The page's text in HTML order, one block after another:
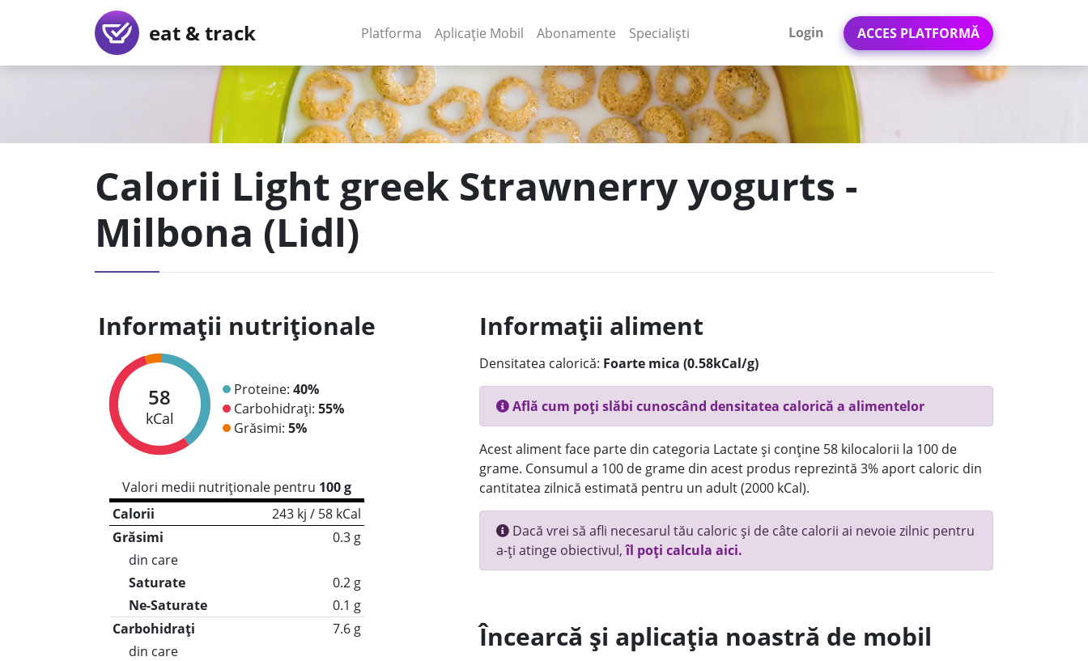
eat & track Platforma (current)
Aplicație Mobil (current)
Abonamente Specialiști Login ACCES PLATFORMĂ
Calorii Light greek Strawnerry yogurts -
Milbona (Lidl)
Informații nutriționale
58
kCal
Proteine: 40%
Carbohidrați: 55%
Grăsimi: 5%
Valori medii nutriționale pentru 100 g
Calorii
243 kj / 58 kCal
Grăsimi
0.3 g
din care
Saturate
0.2 g
Ne-Saturate
0.1 g
Carbohidrați
7.6 g
din care
Informații aliment
Densitatea calorică: Foarte mica (0.58kCal/g)
Află cum poți slăbi cunoscând densitatea calorică a alimentelor
Acest aliment face parte din categoria Lactate și conține 58 kilocalorii la 100 de
grame. Consumul a 100 de grame din acest produs reprezintă 3% aport caloric din
cantitatea zilnică estimată pentru un adult (2000 kCal).
Dacă vrei să afli necesarul tău caloric și de câte calorii ai nevoie zilnic pentru
a-ți atinge obiectivul,îl poți calcula aici.
Încearcă și aplicația noastră de mobil